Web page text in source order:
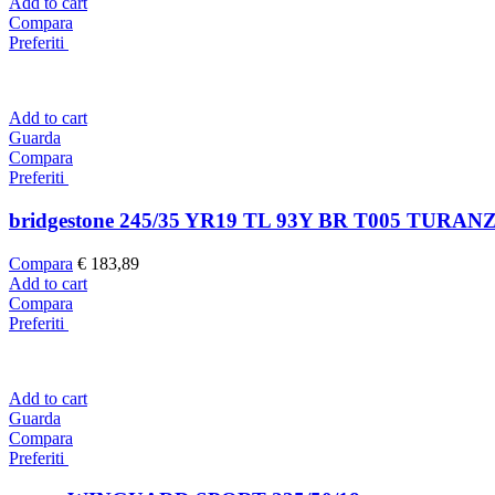
Compara
Preferiti
Add to cart
Guarda
Compara
Preferiti
bridgestone 245/35 YR19 TL 93Y BR T005
Compara € 183,89
Add to cart
Compara
Preferiti
Add to cart
Guarda
Compara
Preferiti